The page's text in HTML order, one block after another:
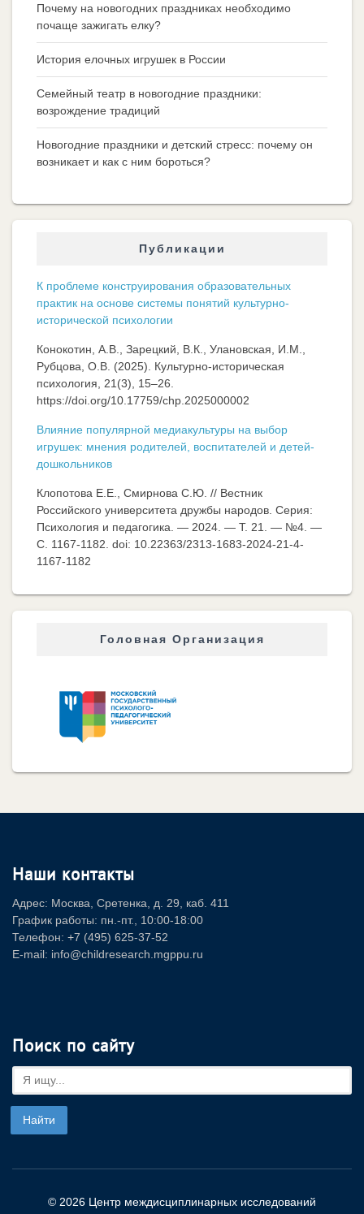
Почему на новогодних праздниках необходимо
почаще зажигать елку?
История елочных игрушек в России
Семейный театр в новогодние праздники:
возрождение традиций
Новогодние праздники и детский стресс: почему он
возникает и как с ним бороться?
Публикации
К проблеме конструирования образовательных
практик на основе системы понятий культурно-
исторической психологии
Конокотин, А.В., Зарецкий, В.К., Улановская, И.М.,
Рубцова, О.В. (2025). Культурно-историческая
психология, 21(3), 15–26.
https://doi.org/10.17759/chp.2025000002
Влияние популярной медиакультуры на выбор
игрушек: мнения родителей, воспитателей и детей-
дошкольников
Клопотова Е.Е., Смирнова С.Ю. // Вестник
Российского университета дружбы народов. Серия:
Психология и педагогика. — 2024. — Т. 21. — №4. —
C. 1167-1182. doi: 10.22363/2313-1683-2024-21-4-
1167-1182
Головная Организация
Наши контакты
Адрес: Москва, Сретенка, д. 29, каб. 411
График работы: пн.-пт., 10:00-18:00
Телефон: +7 (495) 625-37-52
E-mail: info@childresearch.mgppu.ru
Поиск по сайту
© 2026 Центр междисциплинарных исследований